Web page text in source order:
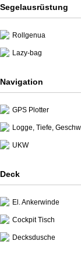
Segelausrüstung
Rollgenua
Lazy-bag
Navigation
GPS Plotter
Logge, Tiefe,
UKW
Deck
El. Ankerwinde
Cockpit Tisch
Decksdusche